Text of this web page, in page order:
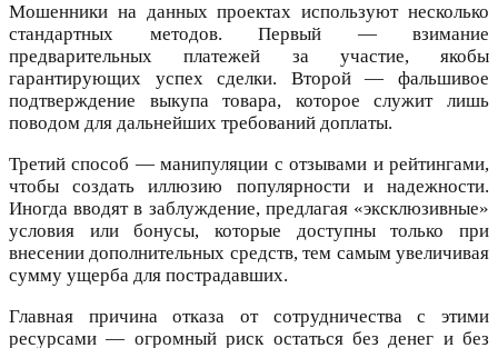
Мошенники на данных проектах используют несколько
стандартных методов. Первый — взимание
предварительных платежей за участие, якобы
гарантирующих успех сделки. Второй — фальшивое
подтверждение выкупа товара, которое служит лишь
поводом для дальнейших требований доплаты.
Третий способ — манипуляции с отзывами и рейтингами,
чтобы создать иллюзию популярности и надежности.
Иногда вводят в заблуждение, предлагая «эксклюзивные»
условия или бонусы, которые доступны только при
внесении дополнительных средств, тем самым увеличивая
сумму ущерба для пострадавших.
Главная причина отказа от сотрудничества с этими
ресурсами — огромный риск остаться без денег и без